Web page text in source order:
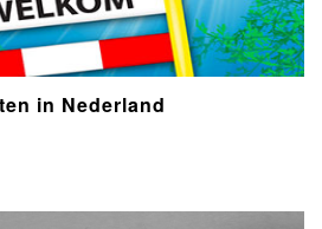
in Nederland